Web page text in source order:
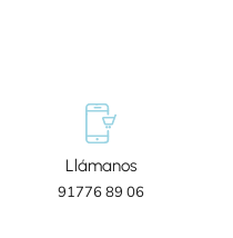
Llámanos
91776 89 06